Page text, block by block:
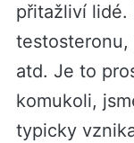
přitažliví lidé.
testosteronu,
atd. Je to
komukoli,
typicky